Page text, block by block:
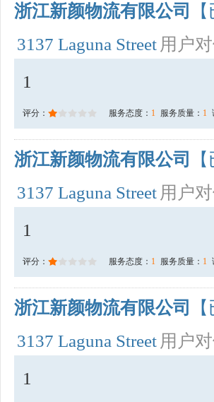
浙江新颜物流有限公司
3137 Laguna Street 用户
1
评分： 服务态度： 1 服务质量： 1
浙江新颜物流有限公司
3137 Laguna Street 用户
1
评分： 服务态度： 1 服务质量： 1
浙江新颜物流有限公司
3137 Laguna Street 用户
1